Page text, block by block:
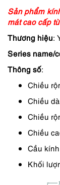
Sản phẩm
mát cao cấp
Thương hiệu:
Series name/
Thông số:
Chiều
Chiều
Chiều
Chiều
Cầu
Khối